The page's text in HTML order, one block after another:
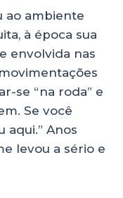
ao ambiente
à época sua
envolvida nas
se “na roda” e
Se você
aqui.” Anos
levou a sério e